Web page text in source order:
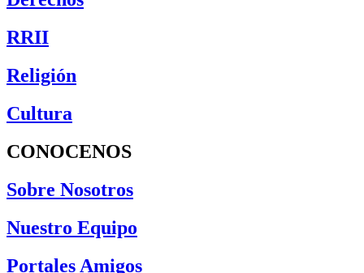
RRII
Religión
Cultura
CONOCENOS
Sobre Nosotros
Nuestro Equipo
Portales Amigos